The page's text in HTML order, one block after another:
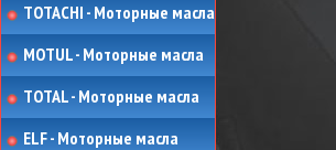
TOTACHI - Моторные масла
MOTUL - Моторные масла
TOTAL - Моторные масла
ELF - Моторные масла